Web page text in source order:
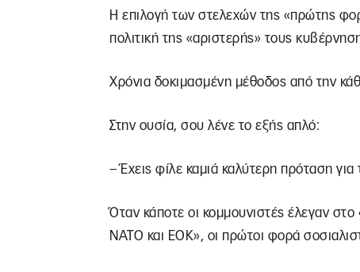
Η επιλογή των στελεχών της «πρώτης
πολιτική της «αριστερής» τους
Χρόνια δοκιμασμένη μέθοδος από την
Στην ουσία, σου λένε το εξής απλό:
– Έχεις φίλε καμιά καλύτερη πρόταση
Όταν κάποτε οι κομμουνιστές έλεγαν
ΝΑΤΟ και ΕΟΚ», οι πρώτοι φορά